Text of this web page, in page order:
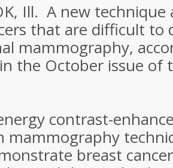
Ill. ­ A new
that are difficult to
mammography,
the October issue of
contrast-
mammography
breast